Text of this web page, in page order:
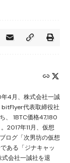
4月、株式会社一誠
bitFlyer代表取締役社
、 1BTC価格47,180
2017年11月、仮想
ログ「次男坊の仮想
ある「ジナキャッ
会社一誠社を退